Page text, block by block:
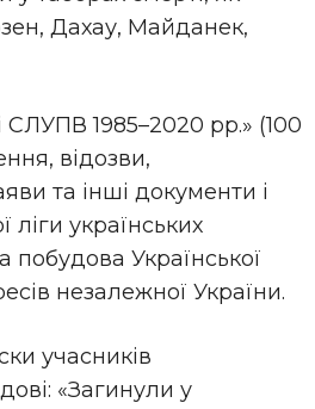
Дахау, Майданек,
СЛУПВ 1985–2020 рр.» (100
відозви,
та інші документи і
ліги українських
побудова Української
незалежної України.
учасників
«Загинули у